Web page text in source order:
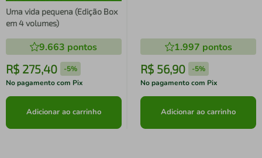
Uma vida pequena (Edição Box
em 4 volumes)
9.663 pontos
R$ 275,40 -5%
No pagamento com Pix
Adicionar ao carrinho
1.997 pontos
R$ 56,90 -5%
No pagamento com Pix
Adicionar ao carrinho